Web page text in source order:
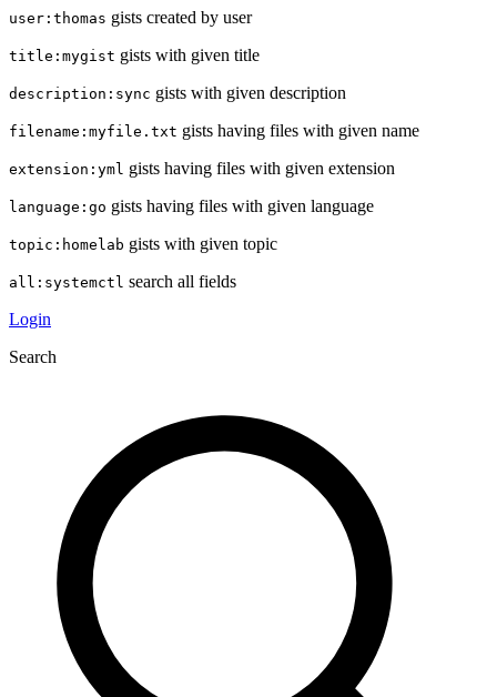
user:thomas gists created by user
title:mygist gists with given title
description:sync gists with given description
filename:myfile.txt gists having files with given name
extension:yml gists having files with given extension
language:go gists having files with given language
topic:homelab gists with given topic
all:systemctl search all fields
Login
Search